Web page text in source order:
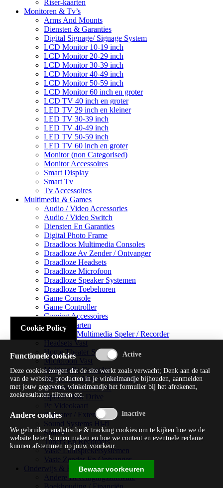
Riser-kaarten
Monitoren & Tv’s
Arms And Mounts
Diensten & Garanties
Digital Signage/ Signage System
LCD Monitor 10-19 inch
LCD Monitor 20-29 inch
LCD Monitor 30-39 inch
LCD Monitor 40-49 inch
LCD Monitor 50-59 inch
LCD Monitor 60 inch en groter
LCD TV 40 inch en groter
LED TV 29 inch en kleiner
LED TV 30-39 inch
LED TV 40-49 inch
LED TV 50-59 inch
LED TV 60 inch en groter
Monitor (non Categorised)
Monitor Accessoires
Smart Display
Smart Tv
Tv Accessoires
Multimedia & Games
Audio / Video Accessories
Audio / Video Switch
Diensten En Garanties
Digital Photo Frame
Draadloos Multimedia Consoles
Draadloze Av Zender / Ontvanger
Draadloze Headsets
Draadloze Microfoon
Draadloze Speaker Systemen
Draadloze Toebehoren
Game Console
Game Controller
Gaming Accessoires
Geluidskaarten
Handheld Multimedia Speler / Recorder
Headsets Vast
Home Theater Systems
Microfoon Vast
Multimedia Consoles
Multimedia Mixer / Versterker
Multimedia Productie
Optical Disk Drive
Pc Videokaart
Repeater / Extender
Sound Systems Hi-fi
Splitter
Tuners En Recorders
Vaste Luidsprekersystemen
Vaste Zender En Ontvanger
Onderwijs & Recreatie
Andere Beveiligingssoftware
Cookie Policy
Functionele cookies
Deze cookies zorgen dat de site werkt zoals verwacht; Denk aan de taal
van de website, producten in je winkelmandje bijhouden, aanmelden
met jouw gegevens, winkelmandje het formulier bij het afrekenen,
zoekresultaten filteren etc.
Andere cookies
We gebruiken analytische & tracking cookies om te kijken hoe we de
website beter kunnen maken en hoe we content en eventuele reclame
kunnen afstemmen op jouw voorkeur.
Bewaar voorkeuren